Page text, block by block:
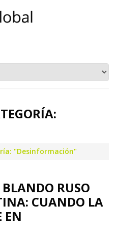
"Desinformación"
BLANDO RUSO
CUANDO LA
EN